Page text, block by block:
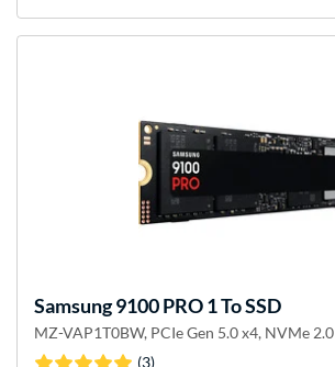
Samsung9100 PRO 1 To SSD
MZ-VAP1T0BW, PCIe Gen 5.0 x4, NVMe 2.0
(3)